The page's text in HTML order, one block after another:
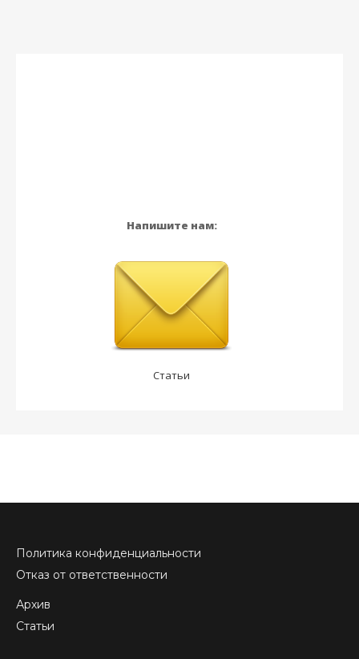
Напишите нам:
Статьи
Политика конфиденциальности
Отказ от ответственности
Архив
Статьи